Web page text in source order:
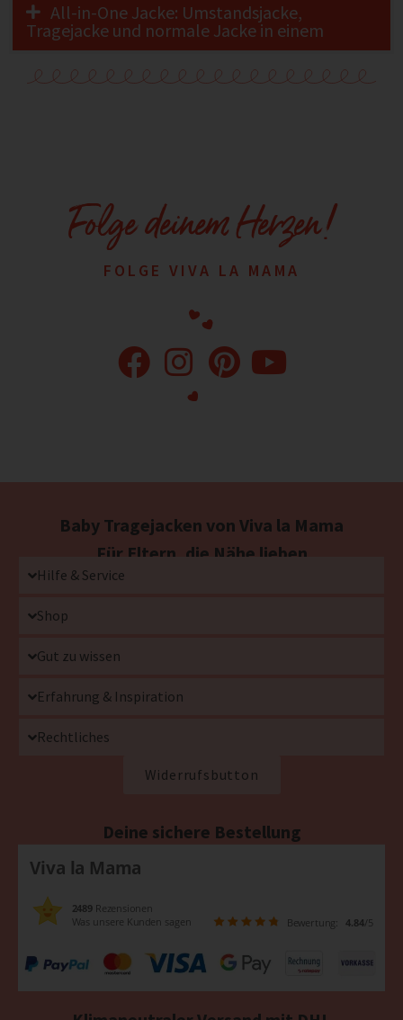
All-in-One Jacke: Umstandsjacke,
Tragejacke und normale Jacke in einem
Folge deinem Herzen!
FOLGE VIVA LA MAMA
Baby Tragejacken von Viva la Mama
Für Eltern, die Nähe lieben
Hilfe & Service
Shop
Gut zu wissen
Erfahrung & Inspiration
Rechtliches
Widerrufsbutton
Deine sichere Bestellung
Viva la Mama
2489 Rezensionen
Was unsere Kunden sagen
Bewertung: 4.84/5